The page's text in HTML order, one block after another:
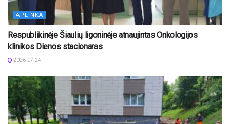
APLINKA
Respublikinėje Šiaulių ligoninėje atnaujintas Onkologijos
klinikos Dienos stacionaras
2026-07-24